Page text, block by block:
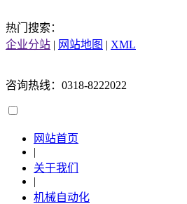
热门搜索：
企业分站 | 网站地图 | XML
咨询热线：0318-8222022
网站首页
|
关于我们
|
机械自动化